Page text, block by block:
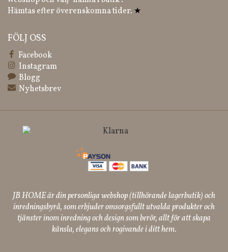
Hämtas efter överenskomna tider. ★
FÖLJ OSS
Facebook
Instagram
Blogg
Nyhetsbrev
JB HOME är din personliga webshop (tillhörande lagerbutik) och
inredningsbyrå, som erbjuder omsorgsfullt utvalda produkter och
tjänster inom inredning och design som berör, allt för att skapa
känsla, elegans och rogivande i ditt hem.